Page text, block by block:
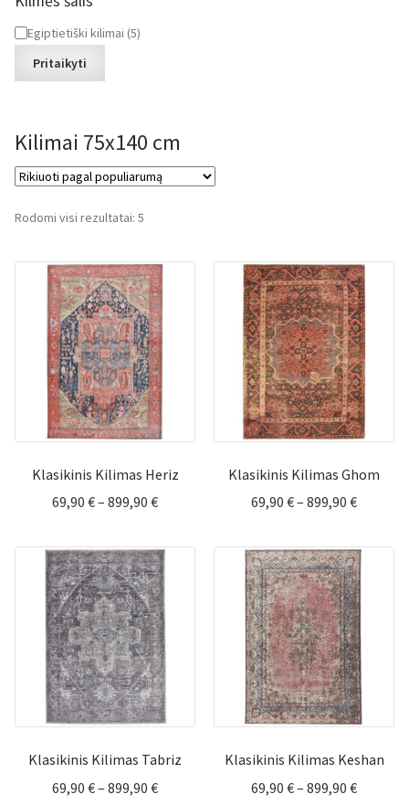
Kilimai 75x140 cm
Rodomi visi rezultatai: 5
Klasikinis Kilimas Heriz
69,90 €– 899,90 €Price
69,90 €
through
899,90 €
Klasikinis Kilimas Ghom
69,90 €– 899,90 €Price
69,90 €
through
899,90 €
Klasikinis Kilimas Tabriz
69,90 €– 899,90 €Price
Klasikinis Kilimas Keshan
69,90 €– 899,90 €Price
Kilmės
Egiptietiški kilimai (5)
Pritaikyti